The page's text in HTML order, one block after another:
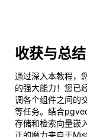
收获与总结
通过深入本教程，
的强大能力！您已
调各个组件之间的
等任务。结合
存储和检索向量嵌
正的魔力来自于